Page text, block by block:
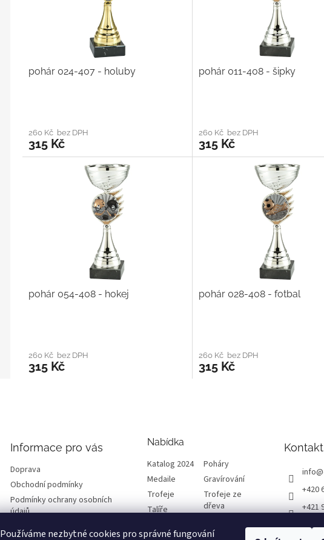
Používáme nezbytné cookies pro správné fungování
pohár 024-407 - holuby
260 Kč bez DPH
315 Kč
pohár 011-408 - šipky
260 Kč bez DPH
315 Kč
pohár 054-408 - hokej
260 Kč bez DPH
315 Kč
pohár 028-408 - fotbal
260 Kč bez DPH
315 Kč
Informace pro vás
Doprava
Obchodní podmínky
Podmínky ochrany osobních
údajů
Fotogalerie
Nabídka
Katalog 2024
Poháry
Medaile
Gravírování
Trofeje
Trofeje ze
dřeva
Talíře
Emblémy
Kontakt
info@
+420
+421